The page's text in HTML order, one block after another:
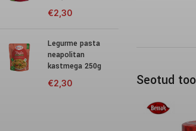
€2,30
Legurme pasta
neapolitan
kastmega 250g
€2,30 Seotud